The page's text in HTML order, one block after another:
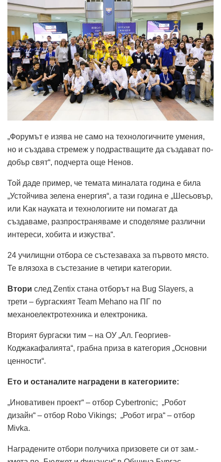
„Форумът е изява не само на технологичните умения,
но и създава стремеж у подрастващите да създават по-
добър свят“, подчерта още Ненов.
Той даде пример, че темата миналата година е била
„Устойчива зелена енергия“, а тази година е „Шесьовър,
или Kак науката и технологиите ни помагат да
създаваме, разпространяваме и споделяме различни
интереси, хобита и изкуства“.
24 училищни отбора се състезаваха за първото място.
Те влязоха в състезание в четири категории.
Втори след Zentix стана отборът на Bug Slayers, а
трети – бургаският Team Mehano на ПГ по
механоелектротехника и електроника.
Вторият бургаски тим – на ОУ „Ал. Георгиев-
Коджакафалията“, грабна приза в категория „Основни
ценности“.
Ето и останалите наградени в категориите:
„Иновативен проект“ – отбор Cybertronic; „Робот
дизайн“ – отбор Robo Vikings; „Робот игра“ – отбор
Mivka.
Наградените отбори получиха призовете си от зам.-